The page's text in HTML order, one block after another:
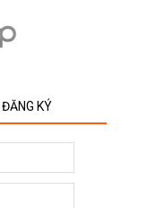
ĐĂNG KÝ